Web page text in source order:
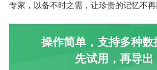
专家，以备不时之需，让珍贵的记忆不再
操作简单，支持多种数
先试用，再导出